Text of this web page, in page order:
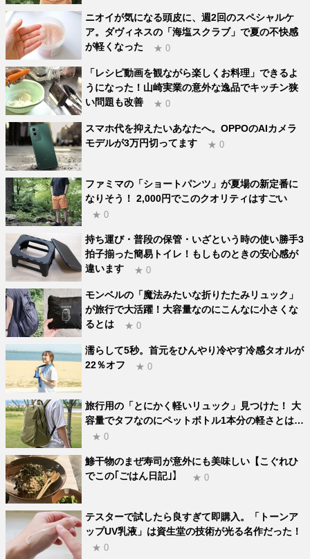
ニオイが気になる頭皮に、週2回のスペシャルケ
ア。ダヴィネスの「海塩スクラブ」で夏の不快感
が軽くなった
★ 0
「レシピ動画を観ながら楽しくお料理」できるよ
うになった！山崎実業の意外な逸品でキッチン狭
い問題も改善
★ 0
スマホ代を抑えたいあなたへ。OPPOのAIカメラ
モデルが3万円切ってます
★ 0
ファミマの「ショートパンツ」が夏場の新定番に
なりそう！ 2,000円でこのクオリティはすごい
★ 0
持ち運び・普段の保管・いざという時の使い勝手3
拍子揃った簡易トイレ！もしものときの安心感が
違います
★ 0
モンベルの「魔法みたいな折りたたみリュック」
が旅行で大活躍！大容量なのにこんなに小さくな
るとは
★ 0
濡らして5秒。首元をひんやり冷やす冷感タオルが
22％オフ
★ 0
旅行用の「とにかく軽いリュック」見つけた！ 大
容量でタフなのにペットボトル1本分の軽さとは…
★ 0
鯵干物のまぜ寿司が意外にも美味しい【こぐれひ
でこの｢ごはん日記｣】
★ 0
テスターで試したら良すぎて即購入。「トーンア
ップUV乳液」は資生堂の技術が光る名作だった！
★ 0